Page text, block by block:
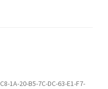
C8-1A-20-B5-7C-DC-63-E1-F7-